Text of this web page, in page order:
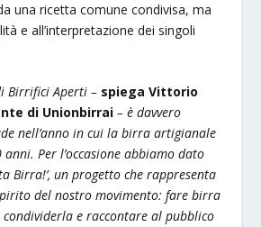
una ricetta comune condivisa, ma
e all’interpretazione dei singoli
Birrifici Aperti – spiega Vittorio
di Unionbirrai – è davvero
nell’anno in cui la birra artigianale
Per l’occasione abbiamo dato
Birra!’, un progetto che rappresenta
del nostro movimento: fare birra
e raccontare al pubblico